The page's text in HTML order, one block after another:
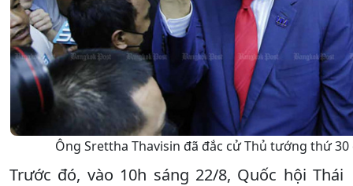
Ông Srettha Thavisin đã đắc cử Thủ tướng thứ 30
Trước đó, vào 10h sáng 22/8, Quốc hội Thái